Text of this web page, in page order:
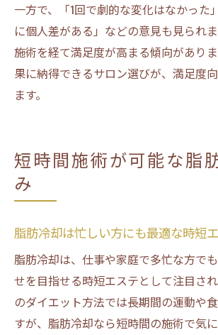
一方で、「1回で劇的な変化はなかった
に個人差がある」などの意見も見られ
施術を経て満足度が高まる傾向があり
果に納得できるサロン選びが、満足度
ます。
短時間施術が可能な脂
み
脂肪冷却は忙しい方にも最適な時短
脂肪冷却は、仕事や家庭で多忙な方で
せを目指せる時短エステとして注目さ
のダイエット方法では長期間の運動や
すが、脂肪冷却なら短時間の施術で気